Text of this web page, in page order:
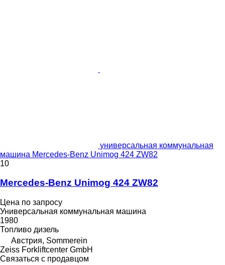
универсальная коммунальная
машина Mercedes-Benz Unimog 424 ZW82
10
Mercedes-Benz Unimog 424 ZW82
Цена по запросу
Универсальная коммунальная машина
1980
Топливо дизель
Австрия, Sommerein
Zeiss Forkliftcenter GmbH
Связаться с продавцом